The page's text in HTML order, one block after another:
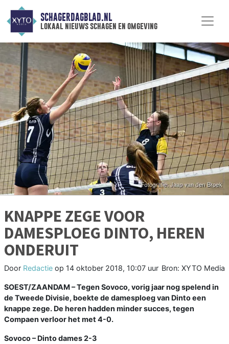
SCHAGERDAGBLAD.NL
lokaal nieuws schagen en omgeving
KNAPPE ZEGE VOOR
DAMESPLOEG DINTO, HEREN
ONDERUIT
Door Redactie op 14 oktober 2018, 10:07 uur Bron: XYTO Media
SOEST/ZAANDAM –Tegen Sovoco, vorig jaar nog spelend in
de Tweede Divisie, boekte de damesploeg van Dinto een
knappe zege. De heren hadden minder succes, tegen
Compaen verloor het met 4-0.
Sovoco – Dinto dames 2-3